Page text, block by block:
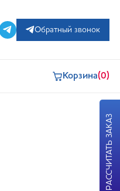
Обратный звонок
Корзина(0)
РАССЧИТАТЬ ЗАКАЗ